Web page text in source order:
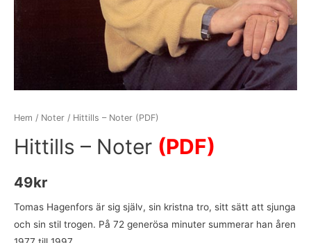
Hem / Noter / Hittills – Noter (PDF)
Hittills – Noter (PDF)
49kr
Tomas Hagenfors är sig själv, sin kristna tro, sitt sätt att sjunga
och sin stil trogen. På 72 generösa minuter summerar han åren